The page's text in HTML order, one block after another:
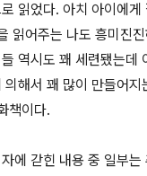
읽었다. 아치 아이에게
읽어주는 나도 흥미진
역시도 꽤 세련됐는데
해서 꽤 많이 만들어지
책이다.
에 갇힌 내용 중 일부